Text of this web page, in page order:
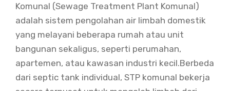
Komunal (Sewage Treatment Plant Komunal)
adalah sistem pengolahan air limbah domestik
yang melayani beberapa rumah atau unit
bangunan sekaligus, seperti perumahan,
apartemen, atau kawasan industri kecil.Berbeda
dari septic tank individual, STP komunal bekerja